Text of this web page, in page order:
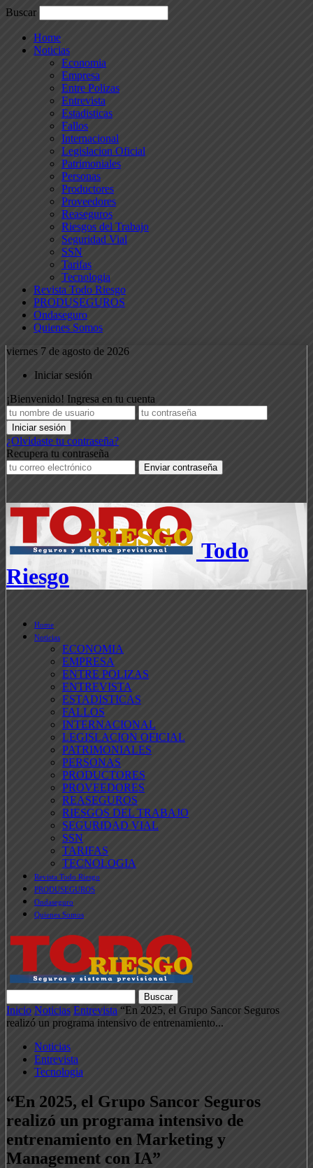
Buscar
Home
Noticias
Economia
Empresa
Entre Polizas
Entrevista
Estadisticas
Fallos
Internacional
Legislacion Oficial
Patrimoniales
Personas
Productores
Proveedores
Reaseguros
Riesgos del Trabajo
Seguridad Vial
SSN
Tarifas
Tecnologia
Revista Todo Riesgo
PRODUSEGUROS
Ondaseguro
Quienes Somos
viernes 7 de agosto de 2026
Iniciar sesión
¡Bienvenido! Ingresa en tu cuenta
¿Olvidaste tu contraseña?
Recupera tu contraseña
Todo
Riesgo
Home
Noticias
ECONOMIA
EMPRESA
ENTRE POLIZAS
ENTREVISTA
ESTADISTICAS
FALLOS
INTERNACIONAL
LEGISLACION OFICIAL
PATRIMONIALES
PERSONAS
PRODUCTORES
PROVEEDORES
REASEGUROS
RIESGOS DEL TRABAJO
SEGURIDAD VIAL
SSN
TARIFAS
TECNOLOGIA
Revista Todo Riesgo
PRODUSEGUROS
Ondaseguro
Quienes Somos
Inicio Noticias Entrevista “En 2025, el Grupo Sancor Seguros
realizó un programa intensivo de entrenamiento...
Noticias
Entrevista
Tecnologia
“En 2025, el Grupo Sancor Seguros
realizó un programa intensivo de
entrenamiento en Marketing y
Management con IA”